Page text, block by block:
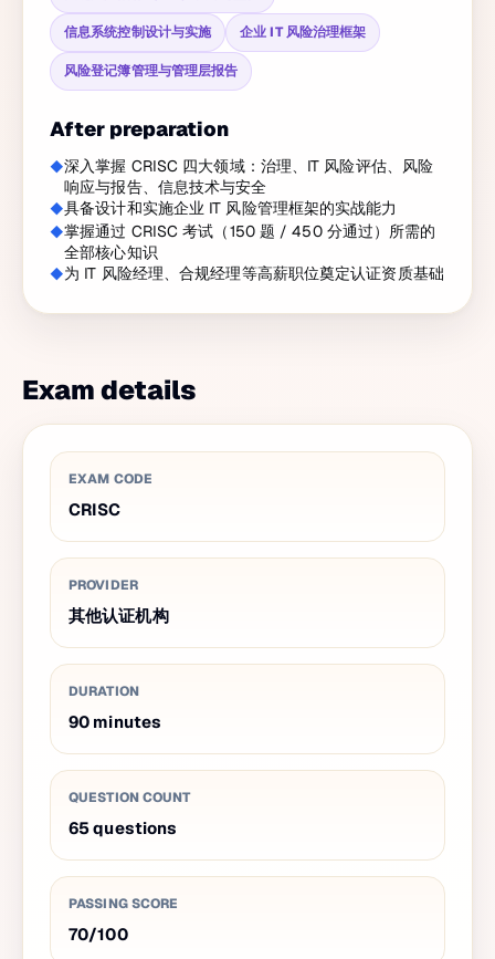
信息系统控制设计与实施 企业 IT 风险治理框架
风险登记簿管理与管理层报告
After preparation
深入掌握 CRISC 四大领域：治理、IT 风险评估、风险
响应与报告、信息技术与安全
具备设计和实施企业 IT 风险管理框架的实战能力
掌握通过 CRISC 考试（150 题 / 450 分通过）所需的
全部核心知识
为 IT 风险经理、合规经理等高薪职位奠定认证资质基础
Exam details
EXAM CODE
CRISC
PROVIDER
其他认证机构
DURATION
90 minutes
QUESTION COUNT
65questions
PASSING SCORE
70/100